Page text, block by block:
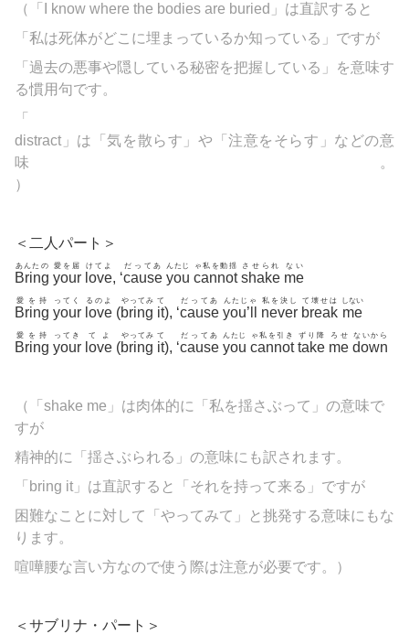
（「I know where the bodies are buried」は直訳すると
「私は死体がどこに埋まっているか知っている」ですが
「過去の悪事や隠している秘密を把握している」を意味す
る慣用句です。
「
distract」は「気を散らす」や「注意をそらす」などの意
味。
）
＜二人パート＞
Bring
あんたの
your
愛を届
love
けてよ
, ‘cause
だってあ
you
んたじ
cannot
ゃ私を動揺
shake
させられ
me
ない
Bring
愛を持
your
ってく
love
るのよ
(bring
やってみ
it
て
), ‘cause
だってあ
you’ll
んたじゃ
never
私を決し
break
て壊せは
me
しない
Bring
愛を持
your
ってき
love
てよ
(bring
やってみ
it
て
), ‘cause
だってあ
you
んたじ
cannot
ゃ私を引き
take
ずり降
me
ろせ
down
ないから
（「shake me」は肉体的に「私を揺さぶって」の意味で
すが
精神的に「揺さぶられる」の意味にも訳されます。
「bring it」は直訳すると「それを持って来る」ですが
困難なことに対して「やってみて」と挑発する意味にもな
ります。
喧嘩腰な言い方なので使う際は注意が必要です。）
＜サブリナ・パート＞